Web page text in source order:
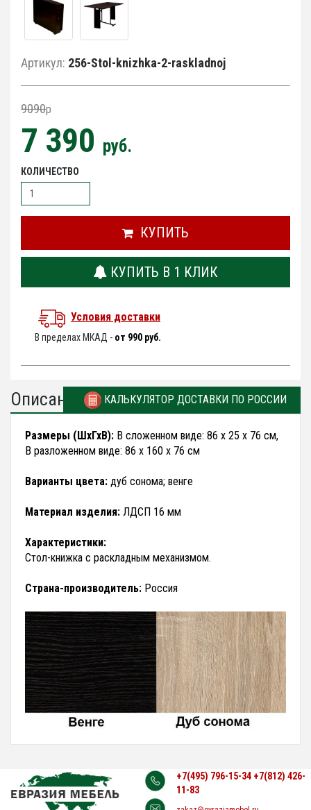
Артикул: 256-Stol-knizhka-2-raskladnoj
9090p
7 390 руб.
КОЛИЧЕСТВО
КУПИТЬ
КУПИТЬ В 1 КЛИК
Условия доставки
В пределах МКАД - от 990 руб.
Описание КАЛЬКУЛЯТОР ДОСТАВКИ ПО РОССИИ
Размеры (ШхГхВ): В сложенном виде: 86 х 25 х 76 см,
В разложенном виде: 86 х 160 х 76 см
Варианты цвета: дуб сонома; венге
Материал изделия: ЛДСП 16 мм
Характеристики:
Стол-книжка с раскладным механизмом.
Страна-производитель: Россия
+7(495) 796-15-34 +7(812) 426-
11-83